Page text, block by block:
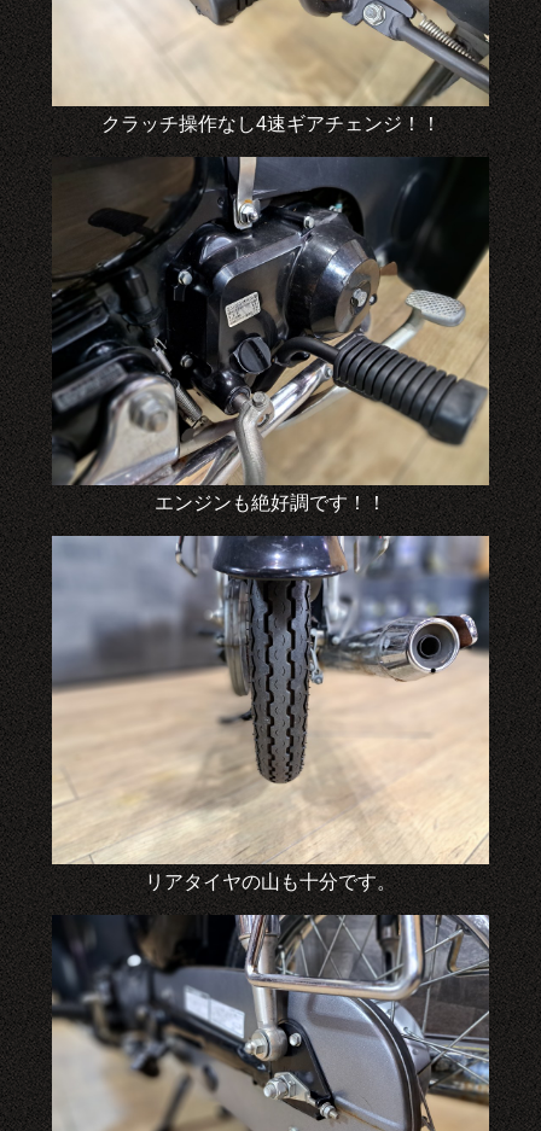
クラッチ操作なし4速ギアチェンジ！！
エンジンも絶好調です！！
リアタイヤの山も十分です。